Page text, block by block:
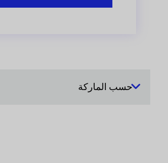
حسب الماركة